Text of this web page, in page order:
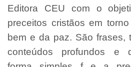
Editora CEU com o
preceitos cristãos em
bem e da paz. São frases,
conteúdos profundos e